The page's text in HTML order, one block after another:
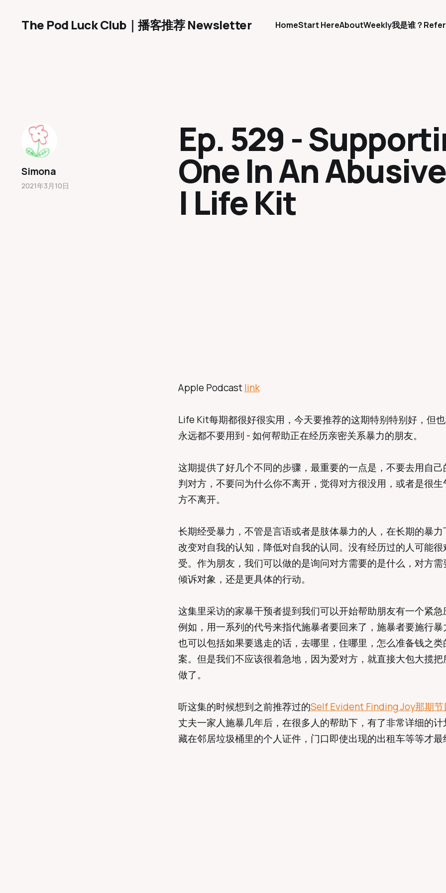
The Pod Luck Club｜播客推荐 Newsletter HomeStart HereAboutWeekly我是谁？
Apple Podcastlink
Life Kit每期都很好很实用，今天要推荐的这期特别特别好，但
永远都不要用到 - 如何帮助正在经历亲密关系暴力的朋友。
这期提供了好几个不同的步骤，最重要的一点是，不要去用自
判对方，不要问为什么你不离开，觉得对方很没用，或者是很
方不离开。
长期经受暴力，不管是言语或者是肢体暴力的人，在长期的暴力
改变对自我的认知，降低对自我的认同。没有经历过的人可能很
受。作为朋友，我们可以做的是询问对方需要的是什么，对方需
倾诉对象，还是更具体的行动。
这集里采访的家暴干预者提到我们可以开始帮助朋友有一个紧急
例如，用一系列的代号来指代施暴者要回来了，施暴者要施行暴
也可以包括如果要逃走的话，去哪里，住哪里，怎么准备钱之
案。但是我们不应该很着急地，因为爱对方，就直接大包大揽
做了。
听这集的时候想到之前推荐过的Self Evident Finding Joy那期节
丈夫一家人施暴几年后，在很多人的帮助下，有了非常详细的
藏在邻居垃圾桶里的个人证件，门口即使出现的出租车等等才最
Ep. 529 -
One In An
| Life Kit
Simona
2021年3月10日